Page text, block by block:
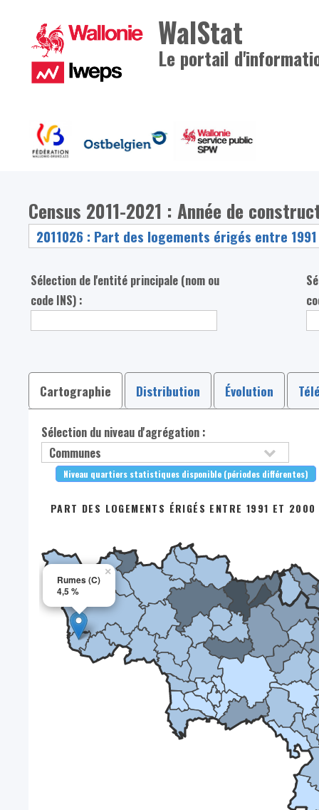
WalStat
Le portail
Census 2011-2021 : Année de
Sélection de l'entité principale (nom ou
code INS) :
Cartographie Distribution Évolution
Sélection du niveau d'agrégation :
Niveau quartiers statistiques disponible (périodes différentes)
Rumes (C)
4,5 %
×
PART DES LOGEMENTS ÉRIGÉS ENTRE 1991 ET